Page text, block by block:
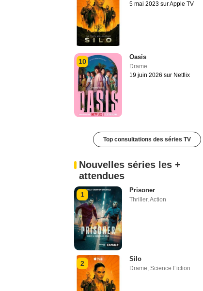
5 mai 2023 sur Apple TV
10
Oasis
Drame
19 juin 2026 sur Netflix
Top consultations des séries TV
Nouvelles séries les +
attendues
1
Prisoner
Thriller,Action
2
Silo
Drame, Science Fiction